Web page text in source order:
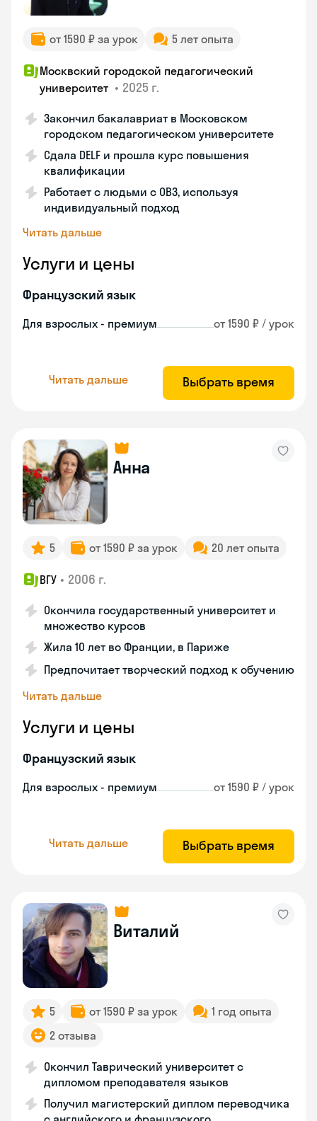
от 1590 ₽ за урок 5 лет опыта
Москвский городской педагогический
университет • 2025 г.
Закончил бакалавриат в Московском
городском педагогическом университете
Сдала DELF и прошла курс повышения
квалификации
Работает с людьми с ОВЗ, используя
индивидуальный подход
Читать дальше
Услуги и цены
Французский язык
Для взрослых - премиум от 1590 ₽ / урок
Читать дальше Выбрать время
Анна
5 от 1590 ₽ за урок 20 лет опыта
ВГУ • 2006 г.
Окончила государственный университет и
множество курсов
Жила 10 лет во Франции, в Париже
Предпочитает творческий подход к обучению
Читать дальше
Услуги и цены
Французский язык
Для взрослых - премиум от 1590 ₽ / урок
Читать дальше Выбрать время
Виталий
5 от 1590 ₽ за урок
1 год опыта
2 отзыва
Окончил Таврический университет с
дипломом преподавателя языков
Получил магистерский диплом переводчика